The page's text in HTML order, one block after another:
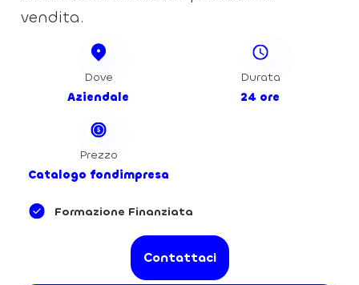
vendita.
Dove
Aziendale
Durata
24 ore
Prezzo
Catalogo fondimpresa
Formazione Finanziata
Contattaci